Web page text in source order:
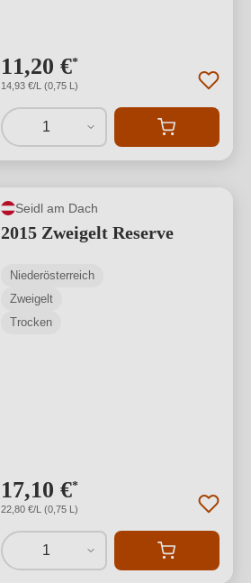
11,20 €*
14,93 €/L (0,75 L)
1
Seidl am Dach
2015 Zweigelt Reserve
Niederösterreich
Zweigelt
Trocken
17,10 €*
22,80 €/L (0,75 L)
1